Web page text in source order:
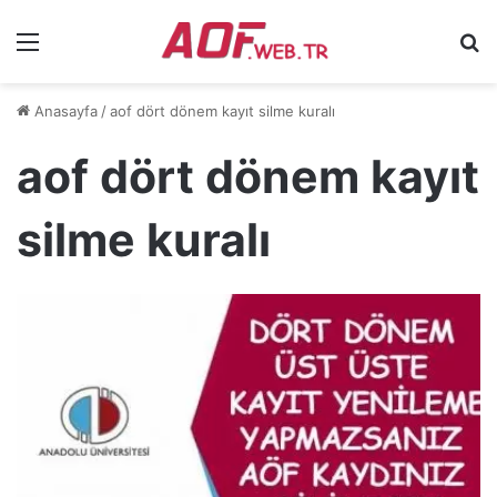
Menü
Anasayfa /aof dört dönem kayıt silme kuralı
aof dört dönem kayıt
silme kuralı